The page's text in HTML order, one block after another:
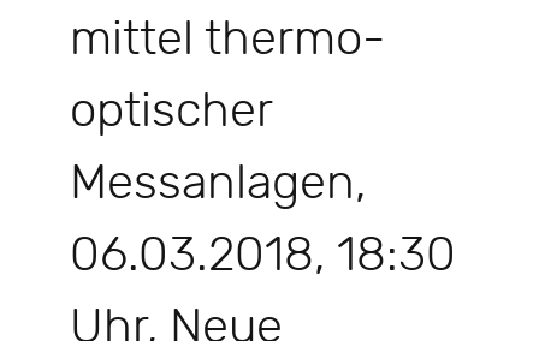
mittel thermo-
optischer
Messanlagen,
06.03.2018, 18:30
Uhr, Neue